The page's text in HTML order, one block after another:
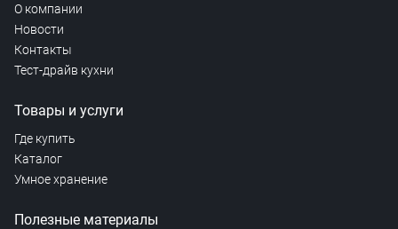
О компании
Новости
Контакты
Тест-драйв кухни
Товары и услуги
Где купить
Каталог
Умное хранение
Полезные материалы